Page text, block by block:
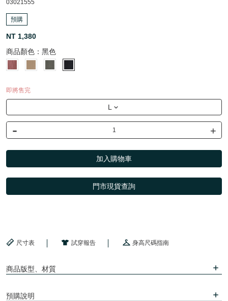
03021555
預購
NT 1,380
商品顏色： 黑色
即將售完
L
- +
加入購物車
門市現貨查詢
尺寸表 試穿報告 身高尺碼指南
商品版型、材質
預購說明